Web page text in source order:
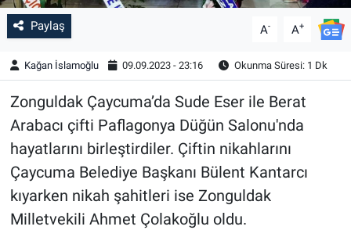
Paylaş A- A+
Kağan İslamoğlu 09.09.2023 - 23:16 Okunma Süresi: 1 Dk
Zonguldak Çaycuma’da Sude Eser ile Berat
Arabacı çifti Paflagonya Düğün Salonu'nda
hayatlarını birleştirdiler. Çiftin nikahlarını
Çaycuma Belediye Başkanı Bülent Kantarcı
kıyarken nikah şahitleri ise Zonguldak
Milletvekili Ahmet Çolakoğlu oldu.